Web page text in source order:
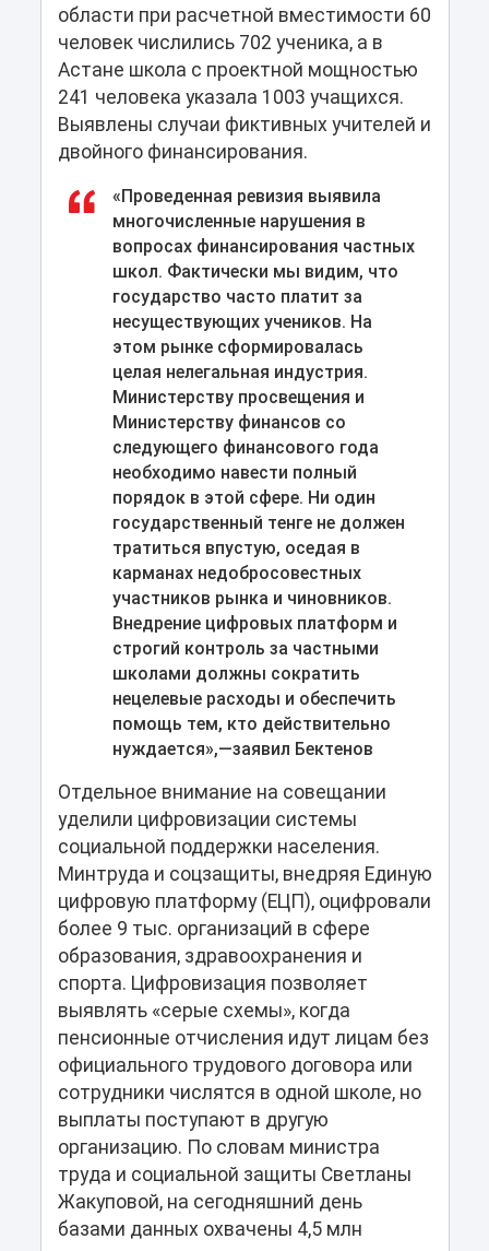
области при расчетной вместимости 60
человек числились 702 ученика, а в
Астане школа с проектной мощностью
241 человека указала 1003 учащихся.
Выявлены случаи фиктивных учителей и
двойного финансирования.
«Проведенная ревизия выявила
многочисленные нарушения в
вопросах финансирования частных
школ. Фактически мы видим, что
государство часто платит за
несуществующих учеников. На
этом рынке сформировалась
целая нелегальная индустрия.
Министерству просвещения и
Министерству финансов со
следующего финансового года
необходимо навести полный
порядок в этой сфере. Ни один
государственный тенге не должен
тратиться впустую, оседая в
карманах недобросовестных
участников рынка и чиновников.
Внедрение цифровых платформ и
строгий контроль за частными
школами должны сократить
нецелевые расходы и обеспечить
помощь тем, кто действительно
нуждается»,—заявил Бектенов
Отдельное внимание на совещании
уделили цифровизации системы
социальной поддержки населения.
Минтруда и соцзащиты, внедряя Единую
цифровую платформу (ЕЦП), оцифровали
более 9 тыс. организаций в сфере
образования, здравоохранения и
спорта. Цифровизация позволяет
выявлять «серые схемы», когда
пенсионные отчисления идут лицам без
официального трудового договора или
сотрудники числятся в одной школе, но
выплаты поступают в другую
организацию. По словам министра
труда и социальной защиты Светланы
Жакуповой, на сегодняшний день
базами данных охвачены 4,5 млн